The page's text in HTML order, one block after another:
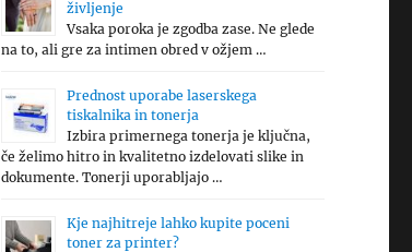
življenje
Vsaka poroka je zgodba zase. Ne glede
na to, ali gre za intimen obred v ožjem …
Prednost uporabe laserskega
tiskalnika in tonerja
Izbira primernega tonerja je ključna,
če želimo hitro in kvalitetno izdelovati slike in
dokumente. Tonerji uporabljajo …
Kje najhitreje lahko kupite poceni
toner za printer?